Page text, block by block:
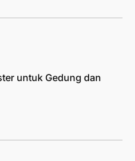
untuk Gedung dan